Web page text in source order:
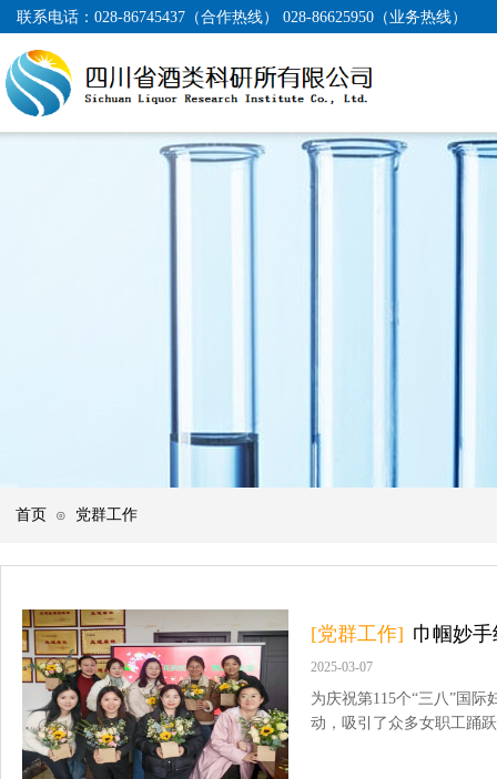
联系电话： 028-86745437（合作热线） 028-86625950（业务热线）
首页 ⊙ 党群工作
[党群工作] 巾帼妙
2025-03-07
为庆祝第115个“三八”国
动，吸引了众多女职工踊